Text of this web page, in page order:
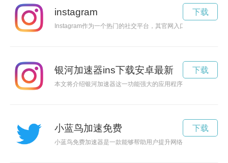
instagram
Instagram作为一个热门的社交平台，其官网入口也成为许多用
下载
银河加速器ins下载安卓最新
本文将介绍银河加速器这一功能强大的应用程序，帮助vivo手机
下载
小蓝鸟加速免费
小蓝鸟免费加速器是一款能够帮助用户提升网络速度的工具，
下载